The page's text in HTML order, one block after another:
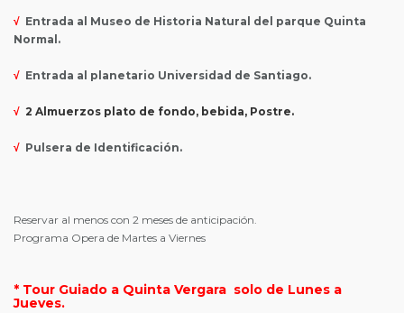
√ Entrada al Museo de Historia Natural del parque Quinta
Normal.
√ Entrada al planetario Universidad de Santiago.
√ 2 Almuerzos plato de fondo, bebida, Postre.
√ Pulsera de Identificación.
Reservar al menos con 2 meses de anticipación.
Programa Opera de Martes a Viernes
* Tour Guiado a Quinta Vergara solo de Lunes a
Jueves.